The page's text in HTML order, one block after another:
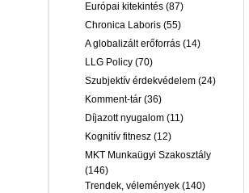
Európai kitekintés (87)
Chronica Laboris (55)
A globalizált erőforrás (14)
LLG Policy (70)
Szubjektív érdekvédelem (24)
Komment-tár (36)
Díjazott nyugalom (11)
Kognitív fitnesz (12)
MKT Munkaügyi Szakosztály
(146)
Trendek, vélemények (140)